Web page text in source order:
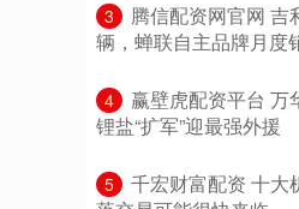
3
腾信配资网官网 吉
辆，蝉联自主品牌月度
4
赢壁虎配资平台 万
锂盐“扩军”迎最强外援
5
千宏财富配资 十大